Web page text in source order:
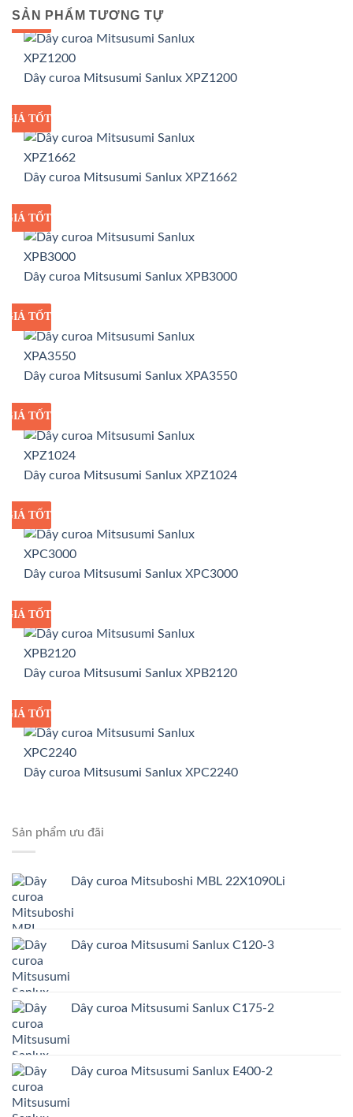
SẢN PHẨM TƯƠNG TỰ
GIÁ SỈ
GIÁ TỐT
Dây curoa Mitsusumi Sanlux XPZ1200
GIÁ SỈ
GIÁ TỐT
Dây curoa Mitsusumi Sanlux XPZ1662
GIÁ SỈ
GIÁ TỐT
Dây curoa Mitsusumi Sanlux XPB3000
GIÁ SỈ
GIÁ TỐT
Dây curoa Mitsusumi Sanlux XPA3550
GIÁ SỈ
GIÁ TỐT
Dây curoa Mitsusumi Sanlux XPZ1024
GIÁ SỈ
GIÁ TỐT
Dây curoa Mitsusumi Sanlux XPC3000
GIÁ SỈ
GIÁ TỐT
Dây curoa Mitsusumi Sanlux XPB2120
GIÁ SỈ
GIÁ TỐT
Dây curoa Mitsusumi Sanlux XPC2240
Sản phẩm ưu đãi
Dây curoa Mitsuboshi MBL 22X1090Li
Dây curoa Mitsusumi Sanlux C120-3
Dây curoa Mitsusumi Sanlux C175-2
Dây curoa Mitsusumi Sanlux E400-2